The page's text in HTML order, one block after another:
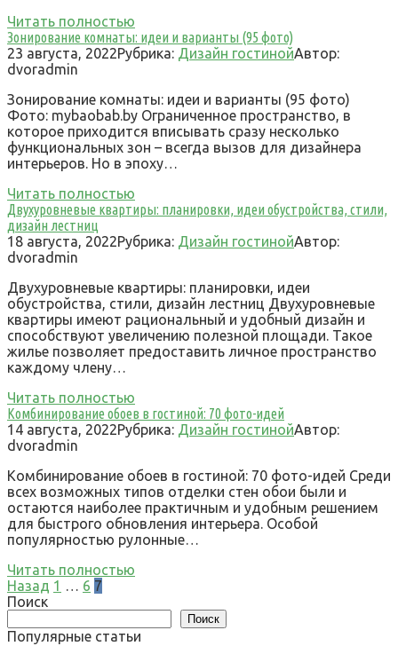
Читать полностью
Зонирование комнаты: идеи и варианты (95 фото)
23 августа, 2022Рубрика: Дизайн гостинойАвтор:
dvoradmin
Зонирование комнаты: идеи и варианты (95 фото)
Фото: mybaobab.by Ограниченное пространство, в
которое приходится вписывать сразу несколько
функциональных зон – всегда вызов для дизайнера
интерьеров. Но в эпоху…
Читать полностью
Двухуровневые квартиры: планировки, идеи обустройства, стили,
дизайн лестниц
18 августа, 2022Рубрика: Дизайн гостинойАвтор:
dvoradmin
Двухуровневые квартиры: планировки, идеи
обустройства, стили, дизайн лестниц Двухуровневые
квартиры имеют рациональный и удобный дизайн и
способствуют увеличению полезной площади. Такое
жилье позволяет предоставить личное пространство
каждому члену…
Читать полностью
Комбинирование обоев в гостиной: 70 фото-идей
14 августа, 2022Рубрика: Дизайн гостинойАвтор:
dvoradmin
Комбинирование обоев в гостиной: 70 фото-идей Среди
всех возможных типов отделки стен обои были и
остаются наиболее практичным и удобным решением
для быстрого обновления интерьера. Особой
популярностью рулонные…
Читать полностью
Пагинация
записей
Назад 1 … 6 7
Поиск
Поиск
Популярные статьи